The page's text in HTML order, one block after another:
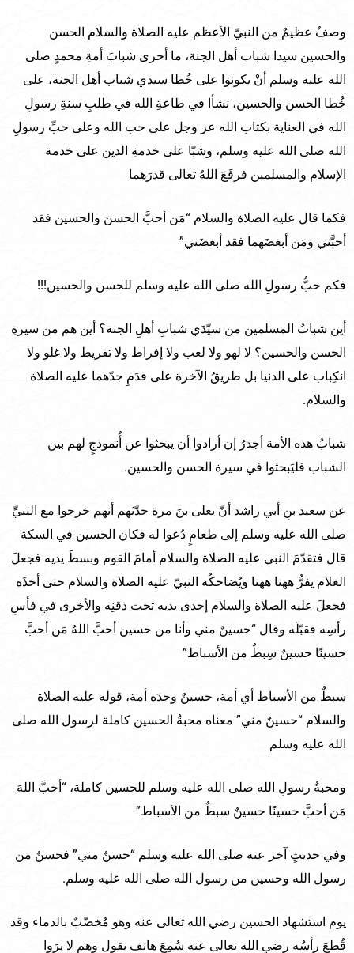
وصفٌ عظيمٌ من النبيّ الأعظم عليه الصلاة والسلام الحسن
والحسين سيدا شباب أهل الجنة، ما أحرى شبابَ أمةِ محمدٍ صلى
الله عليه وسلم أنْ يكونوا على خُطا سيدي شباب أهل الجنة، على
خُطا الحسن والحسين، نشأا في طاعةِ الله في طلبِ سنةِ رسولِ
الله في العناية بكتاب الله عز وجل على حب الله وعلى حبِّ رسولِ
الله صلى الله عليه وسلم، وشبّا على خدمةِ الدين على خدمة
الإسلام والمسلمين فرفَعَ اللهُ تعالى قدرَهما
فكما قال عليه الصلاة والسلام “مَن أحبَّ الحسنَ والحسين فقد
أحبَّني ومَن أبغضَهما فقد أبغضَني”
فكم حبُّ رسولِ الله صلى الله عليه وسلم للحسن والحسين!!!
أين شبابُ المسلمين من سيّدَي شبابِ أهلِ الجنة؟ أين هم من سيرةِ
الحسن والحسين؟ لا لهو ولا لعب ولا إفراط ولا تفريط ولا غلو ولا
انكِباب على الدنيا بل طريقُ الآخرة على قدَمِ جدّهما عليه الصلاة
والسلام.
شبابُ هذه الأمة أجدَرُ إن أرادوا أن يبحثوا عن أُنموذجٍ لهم بين
الشباب فليَبحثوا في سيرة الحسن والحسين.
عن سعيد بنِ أبي راشد أنّ يعلى بنَ مرة حدّثهم أنهم خرجوا مع النبيِّ
صلى الله عليه وسلم إلى طعامٍ دُعوا له فكان الحسين في السكة
قال فتقدّمَ النبي عليه الصلاة والسلام أمامَ القوم وبسطَ يديه فجعلَ
الغلام يفرُّ ههنا ههنا ويُضاحكُه النبيّ عليه الصلاة والسلام حتى أخذَه
فجعلَ عليه الصلاة والسلام إحدى يديه تحت ذقنِه والأخرى في فأسِ
رأسِه فقبّلَه وقال “حسينٌ مني وأنا من حسين أحبَّ اللهُ مَن أحبَّ
حسينًا حسينٌ سِبطٌ من الأسباط”
سبطٌ من الأسباط أي أمة، حسينٌ وحدَه أمة، قوله عليه الصلاة
والسلام “حسينٌ مني” معناه محبةُ الحسين كاملة لرسول الله صلى
الله عليه وسلم
ومحبةُ رسولِ الله صلى الله عليه وسلم للحسين كاملة، “أحبَّ اللهَ
مَن أحبَّ حسينًا حسينٌ سبطٌ من الأسباط”
وفي حديثٍ آخر عنه صلى الله عليه وسلم “حسنٌ مني” فحسنٌ من
رسول الله وحسين من رسول الله صلى الله عليه وسلم.
يوم استشهاد الحسين رضي الله تعالى عنه وهو مُخضّبٌ بالدماء وقد
قُطعَ رأسُه رضي الله تعالى عنه سُمِعَ هاتف يقول وهم لا يرَوا